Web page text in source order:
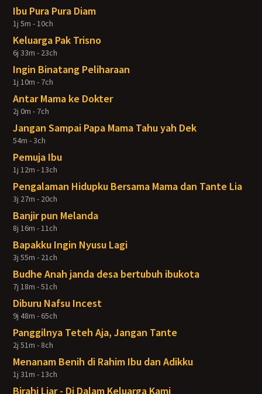
Ibu Pura Pura Diam
1j 5m - 10ch
Keluarga Pak Trisno
6j 33m - 23ch
Ingin Binatang Peliharaan
1j 10m - 7ch
Antar Mama ke Dokter
2j 0m - 7ch
Jangan Sampai Papa Mama Tahu yah Dek
54m - 3ch
Pemuja Ibu
1j 12m - 13ch
Pengalaman Hidupku Bersama Mama dan Tante Lia
3j 27m - 20ch
Banjir pun Melanda
8j 16m - 11ch
Bapakku Ingin Nyusu Lagi
3j 55m - 21ch
Budhe Anah janda desa bertubuh ibukota
7j 18m - 51ch
Diburu Nafsu Incest
9j 48m - 65ch
Panggilnya Teteh Aja, Jangan Tante
2j 51m - 8ch
Menanam Benih di Rahim Ibu dan Adikku
1j 31m - 13ch
Birahi Liar - Di Dalam Keluarga Kami